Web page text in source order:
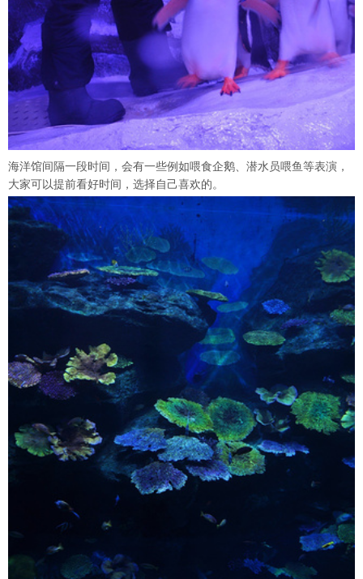
海洋馆间隔一段时间，会有一些例如喂食企鹅、潜水员喂鱼等表演，
大家可以提前看好时间，选择自己喜欢的。